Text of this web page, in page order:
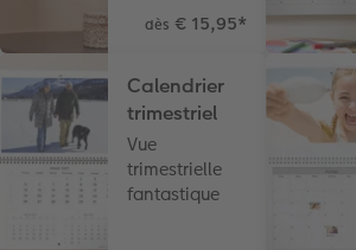
dès € 15,95*
Calendrier
trimestriel
Vue
trimestrielle
fantastique